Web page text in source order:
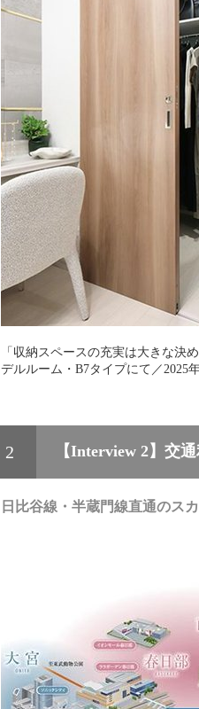
「収納スペースの充実は大きな決
デルルーム・B7タイプにて／2025年
2 【Interview 2】交
日比谷線・半蔵門線直通のス